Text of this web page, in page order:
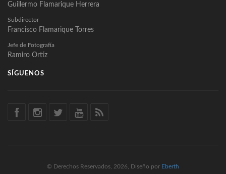
Guillermo Flamarique Herrera
Subdirector
Francisco Flamarique Torres
Jefe de Fotografía
Ramiro Ortíz
SÍGUENOS
© Derechos Reservados, 2026, Diseño por Eberth